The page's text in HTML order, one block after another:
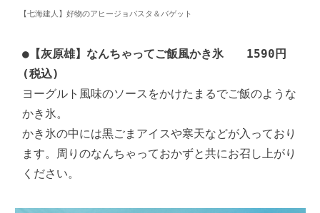
【七海建人】好物のアヒージョパスタ＆バゲット
● 【灰原雄】なんちゃってご飯風かき氷　　1590円
(税込)
ヨーグルト風味のソースをかけたまるでご飯のような
かき氷。
かき氷の中には黒ごまアイスや寒天などが入っており
ます。周りのなんちゃっておかずと共にお召し上がり
ください。